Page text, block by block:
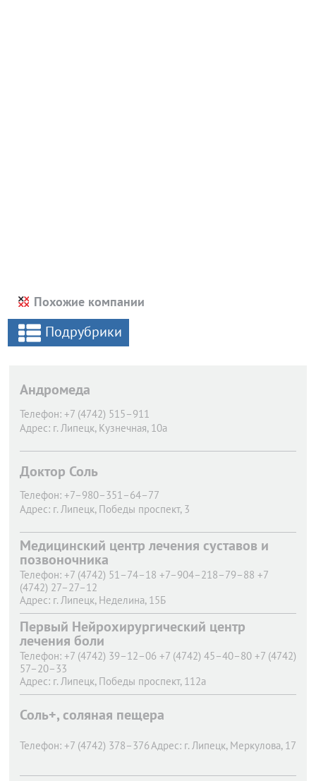
Похожие компании
Подрубрики
Андромеда
Телефон: +7 (4742) 515–911
Адрес: г. Липецк, Кузнечная, 10а
Доктор Соль
Телефон: +7–980–351–64–77
Адрес: г. Липецк, Победы проспект, 3
Медицинский центр лечения суставов и
позвоночника
Телефон: +7 (4742) 51–74–18 +7–904–218–79–88 +7
(4742) 27–27–12
Адрес: г. Липецк, Неделина, 15Б
Первый Нейрохирургический центр
лечения боли
Телефон: +7 (4742) 39–12–06 +7 (4742) 45–40–80 +7 (4742)
57–20–33
Адрес: г. Липецк, Победы проспект, 112а
Соль+, соляная пещера
Телефон: +7 (4742) 378–376Адрес: г. Липецк, Меркулова, 17